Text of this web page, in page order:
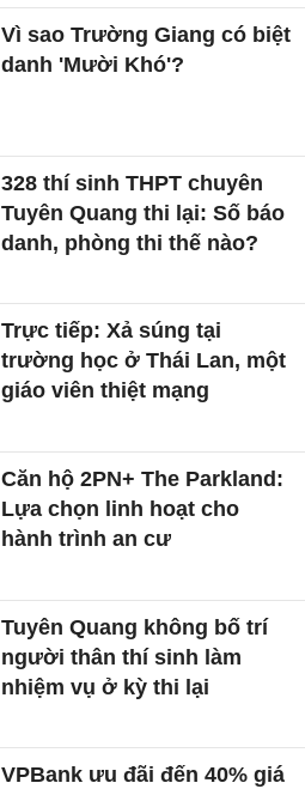
Vì sao Trường Giang có biệt
danh 'Mười Khó'?
328 thí sinh THPT chuyên
Tuyên Quang thi lại: Số báo
danh, phòng thi thế nào?
Trực tiếp: Xả súng tại
trường học ở Thái Lan, một
giáo viên thiệt mạng
Căn hộ 2PN+ The Parkland:
Lựa chọn linh hoạt cho
hành trình an cư
Tuyên Quang không bố trí
người thân thí sinh làm
nhiệm vụ ở kỳ thi lại
VPBank ưu đãi đến 40% giá